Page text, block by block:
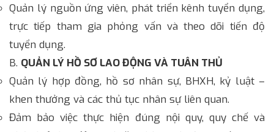
Quản lý nguồn ứng viên, phát triển kênh tuyển dụng,
trực tiếp tham gia phỏng vấn và theo dõi tiến độ
tuyển dụng.
B. QUẢN LÝ HỒ SƠ LAO ĐỘNG VÀ TUÂN THỦ
Quản lý hợp đồng, hồ sơ nhân sự, BHXH, kỷ luật –
khen thưởng và các thủ tục nhân sự liên quan.
Đảm bảo việc thực hiện đúng nội quy, quy chế và